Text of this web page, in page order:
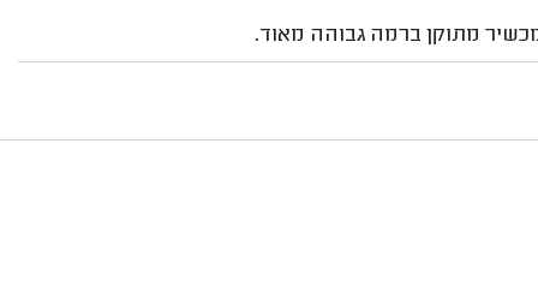
מתוקן ברמה גבוהה מאוד.